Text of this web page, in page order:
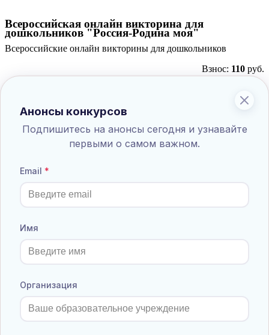
Всероссийская онлайн викторина для
дошкольников "Россия-Родина моя"
Всероссийские онлайн викторины для дошкольников
Взнос: 110 руб.
Всероссийская онлайн викторина для
дошкольников "Великая Отечественная Война"
Всероссийские онлайн викторины для дошкольников
дошкольников "Любимые произведения"
Положение Принять участие
Всероссийская онлайн викторина для
Анонсы конкурсов
Подпишитесь на анонсы сегодня и узнавайте
первыми о самом важном.
Email
Имя
Организация